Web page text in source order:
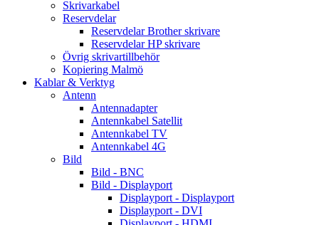
Skrivarkabel
Reservdelar
Reservdelar Brother skrivare
Reservdelar HP skrivare
Övrig skrivartillbehör
Kopiering Malmö
Kablar & Verktyg
Antenn
Antennadapter
Antennkabel Satellit
Antennkabel TV
Antennkabel 4G
Bild
Bild - BNC
Bild - Displayport
Displayport - Displayport
Displayport - DVI